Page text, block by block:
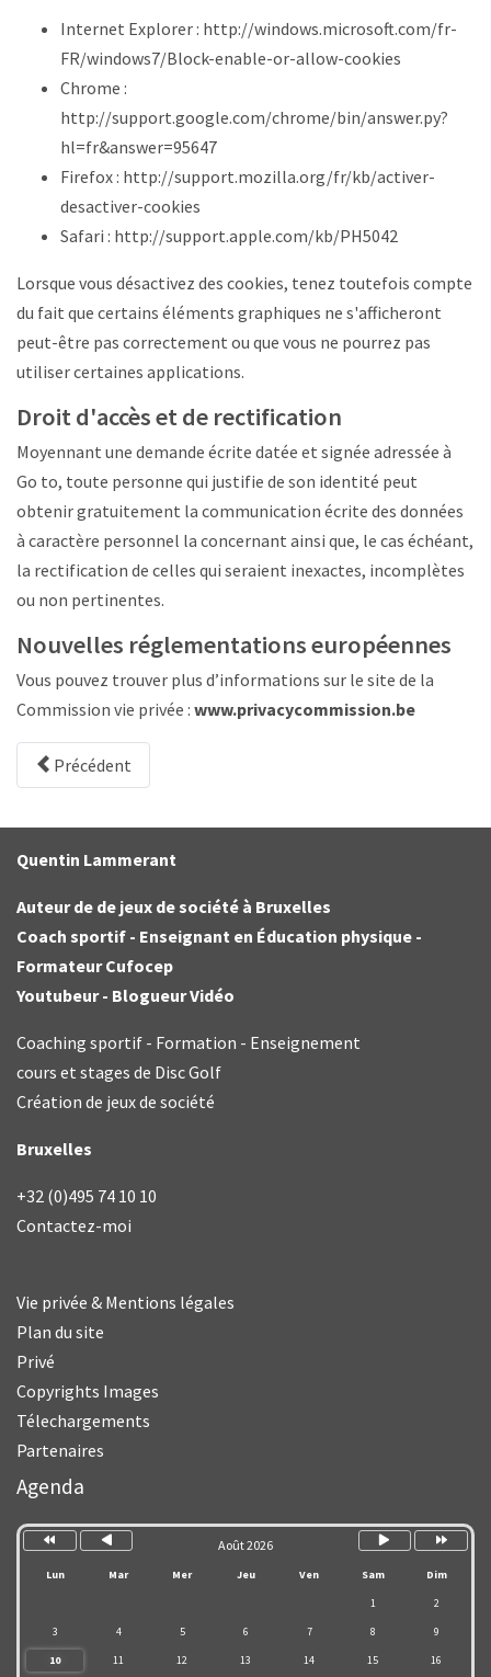
Internet Explorer : http://windows.microsoft.com/fr-
FR/windows7/Block-enable-or-allow-cookies
Chrome :
http://support.google.com/chrome/bin/answer.py?
hl=fr&answer=95647
Firefox : http://support.mozilla.org/fr/kb/activer-
desactiver-cookies
Safari : http://support.apple.com/kb/PH5042
Lorsque vous désactivez des cookies, tenez toutefois compte
du fait que certains éléments graphiques ne s'afficheront
peut-être pas correctement ou que vous ne pourrez pas
utiliser certaines applications.
Droit d'accès et de rectification
Moyennant une demande écrite datée et signée adressée à
Go to, toute personne qui justifie de son identité peut
obtenir gratuitement la communication écrite des données
à caractère personnel la concernant ainsi que, le cas échéant,
la rectification de celles qui seraient inexactes, incomplètes
ou non pertinentes.
Nouvelles réglementations européennes
Vous pouvez trouver plus d’informations sur le site de la
Commission vie privée : www.privacycommission.be
Précédent
Quentin Lammerant
Auteur de de jeux de société à Bruxelles
Coach sportif - Enseignant en Éducation physique -
Formateur Cufocep
Youtubeur - Blogueur Vidéo
Coaching sportif - Formation - Enseignement
cours et stages de Disc Golf
Création de jeux de société
Bruxelles
+32 (0)495 74 10 10
Contactez-moi
Vie privée & Mentions légales
Plan du site
Privé
Copyrights Images
Télechargements
Partenaires
Agenda
Année
Mois
Août 2026
Lun Mar Mer Jeu Ven Sam
Dim
1
2
3
4 5 6 7 8
9
10
11 12 13 14 15 16